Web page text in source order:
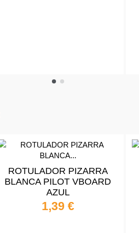
ROTULADOR PIZARRA
BLANCA PILOT VBOARD
AZUL
1,39 €